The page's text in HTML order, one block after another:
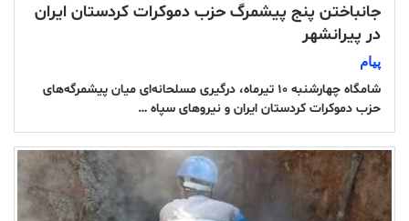
جانباختن پنج پیشمرگ حزب دموکرات کردستان ایران
در پیرانشهر
پیام
شامگاه چهارشنبه ۱۰ تیرماه، درگیری مسلحانه‌ای میان پیشمرگه‌های
حزب دموکرات کردستان ایران و نیروهای سپاه …